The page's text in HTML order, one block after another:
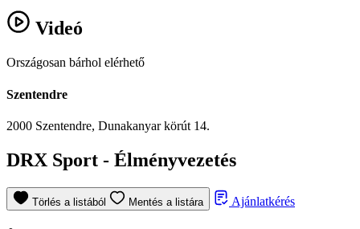
Videó
Országosan bárhol elérhető
Szentendre
2000 Szentendre, Dunakanyar körút 14.
DRX Sport - Élményvezetés
Törlés a listából Mentés a listára Ajánlatkérés